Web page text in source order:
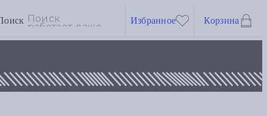
Избранное Корзина